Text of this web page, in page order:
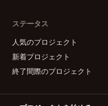
ステータス
人気のプロジェクト
新着プロジェクト
終了間際のプロジェクト